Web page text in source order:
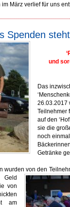
im März verlief für uns
Spenden
und
Das
26.03.2017
Teilnehmer
auf den
sie die
noch
Getränke
wurden von den
von
am